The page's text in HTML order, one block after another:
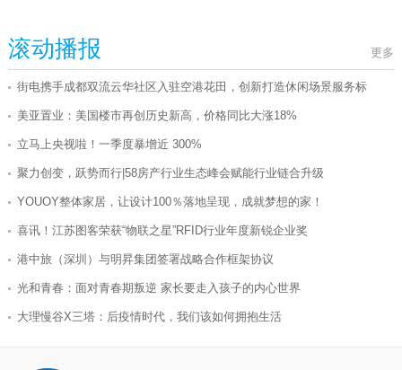
滚动播报
更多
街电携手成都双流云华社区入驻空港花田，创新打造休闲场景服务标
美亚置业：美国楼市再创历史新高，价格同比大涨18%
立马上央视啦！一季度暴增近 300%
聚力创变，跃势而行|58房产行业生态峰会赋能行业链合升级
YOUOY整体家居，让设计100％落地呈现，成就梦想的家！
喜讯！江苏图客荣获“物联之星”RFID行业年度新锐企业奖
港中旅（深圳）与明昇集团签署战略合作框架协议
光和青春：面对青春期叛逆 家长要走入孩子的内心世界
大理慢谷X三塔：后疫情时代，我们该如何拥抱生活
为辰信安推出业界领先的高安全级别智能汽车数字钥匙产品